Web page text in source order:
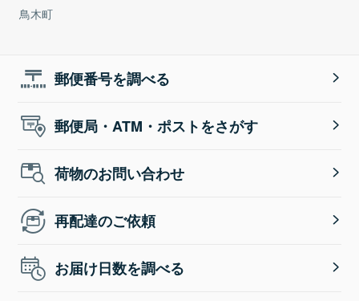
鳥木町
郵便番号を調べる
郵便局・ATM・ポストをさがす
荷物のお問い合わせ
再配達のご依頼
お届け日数を調べる